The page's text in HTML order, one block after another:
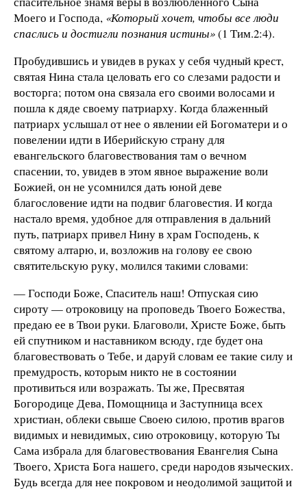
Моего и Господа, «Который хочет, чтобы все люди
спаслись и достигли познания истины»(1 Тим.2:4).
Пробудившись и увидев в руках у себя чудный крест,
святая Нина стала целовать его со слезами радости и
восторга; потом она связала его своими волосами и
пошла к дяде своему патриарху. Когда блаженный
патриарх услышал от нее о явлении ей Богоматери и о
повелении идти в Иберийскую страну для
евангельского благовествования там о вечном
спасении, то, увидев в этом явное выражение воли
Божией, он не усомнился дать юной деве
благословение идти на подвиг благовестия. И когда
настало время, удобное для отправления в дальний
путь, патриарх привел Нину в храм Господень, к
святому алтарю, и, возложив на голову ее свою
святительскую руку, молился такими словами:
— Господи Боже, Спаситель наш! Отпуская сию
сироту — отроковицу на проповедь Твоего Божества,
предаю ее в Твои руки. Благоволи, Христе Боже, быть
ей спутником и наставником всюду, где будет она
благовествовать о Тебе, и даруй словам ее такие силу и
премудрость, которым никто не в состоянии
противиться или возражать. Ты же, Пресвятая
Богородице Дева, Помощница и Заступница всех
христиан, облеки свыше Своею силою, против врагов
видимых и невидимых, сию отроковицу, которую Ты
Сама избрала для благовествования Евангелия Сына
Твоего, Христа Бога нашего, среди народов языческих.
Будь всегда для нее покровом и неодолимой защитой и